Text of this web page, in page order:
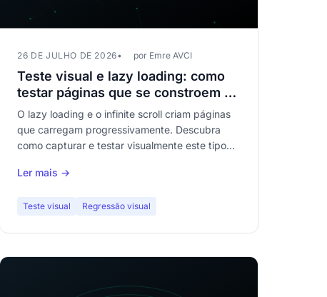
26 DE JULHO DE 2026 por Emre AVCI
Teste visual e lazy loading: como
testar páginas que se constroem ao
fazer scroll
O lazy loading e o infinite scroll criam páginas
que carregam progressivamente. Descubra
como capturar e testar visualmente este tipo
Ler mais →
Teste visual Regressão visual